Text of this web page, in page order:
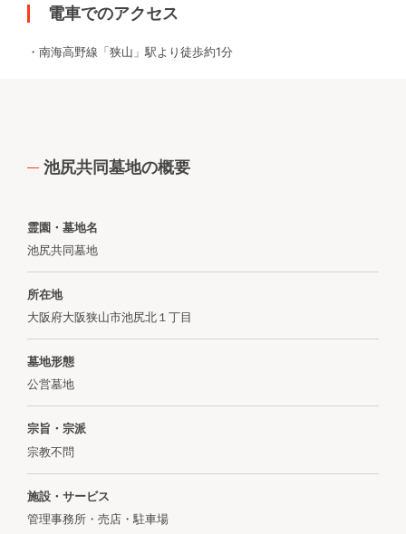
電車でのアクセス
・南海高野線「狭山」駅より徒歩約1分
池尻共同墓地の概要
霊園・墓地名
池尻共同墓地
所在地
大阪府大阪狭山市池尻北１丁目
墓地形態
公営墓地
宗旨・宗派
宗教不問
施設・サービス
管理事務所・売店・駐車場